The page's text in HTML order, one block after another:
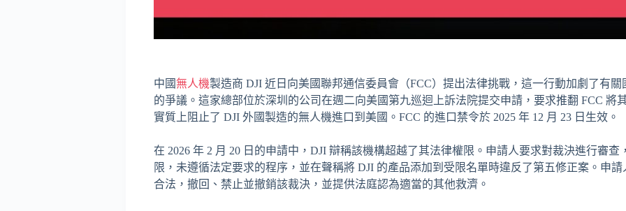
中國無人機製造商 DJI 近日向美國聯邦通信委員會（FCC）提出法律挑戰，這一行動加劇了有
的爭議。這家總部位於深圳的公司在週二向美國第九巡迴上訴法院提交申請，要求推翻 FCC 將
實質上阻止了 DJI 外國製造的無人機進口到美國。FCC 的進口禁令於 2025 年 12 月 23 日生效。
在 2026 年 2 月 20 日的申請中，DJI 辯稱該機構超越了其法律權限。申請人要求對裁決進行審查
限，未遵循法定要求的程序，並在聲稱將 DJI 的產品添加到受限名單時違反了第五修正案。申
合法，撤回、禁止並撤銷該裁決，並提供法庭認為適當的其他救濟。